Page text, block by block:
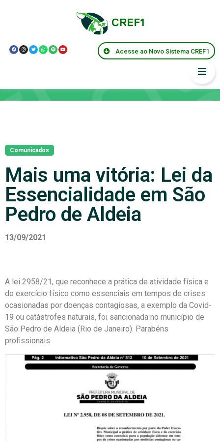
Acesse ao Novo Sistema CREF1
Comunicados
Mais uma vitória: Lei da
Essencialidade em São
Pedro de Aldeia
13/09/2021
A lei 2958/21, que reconhece a prática de atividade física e
do exercício físico como essenciais em tempos de crises
ocasionadas por doenças contagiosas, a exemplo da Covid-
19 ou catástrofes naturais, foi sancionada no município de
São Pedro de Aldeia (Rio de Janeiro). Parabéns
profissionais